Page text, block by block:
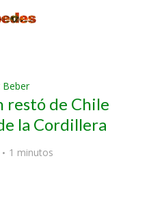
Beber
restó de Chile
la Cordillera
1 minutos